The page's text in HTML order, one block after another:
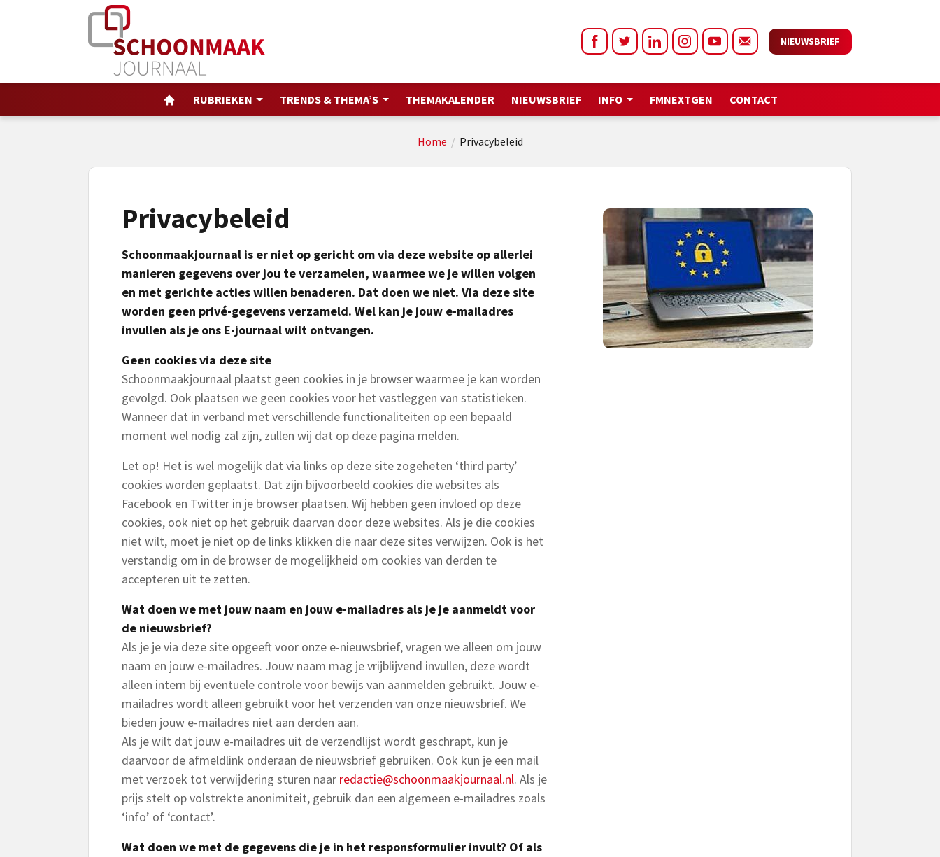
NIEUWSBRIEF
RUBRIEKEN TRENDS & THEMA’S THEMAKALENDER NIEUWSBRIEF INFO FMNEXTGEN CONTACT
Home / Privacybeleid
Privacybeleid
Schoonmaakjournaal is er niet op gericht om via deze website op allerlei
manieren gegevens over jou te verzamelen, waarmee we je willen volgen
en met gerichte acties willen benaderen. Dat doen we niet. Via deze site
worden geen privé-gegevens verzameld. Wel kan je jouw e-mailadres
invullen als je ons E-journaal wilt ontvangen.
Geen cookies via deze site
Schoonmaakjournaal plaatst geen cookies in je browser waarmee je kan worden
gevolgd. Ook plaatsen we geen cookies voor het vastleggen van statistieken.
Wanneer dat in verband met verschillende functionaliteiten op een bepaald
moment wel nodig zal zijn, zullen wij dat op deze pagina melden.
Let op! Het is wel mogelijk dat via links op deze site zogeheten ‘third party’
cookies worden geplaatst. Dat zijn bijvoorbeeld cookies die websites als
Facebook en Twitter in je browser plaatsen. Wij hebben geen invloed op deze
cookies, ook niet op het gebruik daarvan door deze websites. Als je die cookies
niet wilt, moet je niet op de links klikken die naar deze sites verwijzen. Ook is het
verstandig om in de browser de mogelijkheid om cookies van derden te
accepteren uit te zetten.
Wat doen we met jouw naam en jouw e-mailadres als je je aanmeldt voor
de nieuwsbrief?
Als je je via deze site opgeeft voor onze e-nieuwsbrief, vragen we alleen om jouw
naam en jouw e-mailadres. Jouw naam mag je vrijblijvend invullen, deze wordt
alleen intern bij eventuele controle voor bewijs van aanmelden gebruikt. Jouw e-
mailadres wordt alleen gebruikt voor het verzenden van onze nieuwsbrief. We
bieden jouw e-mailadres niet aan derden aan.
Als je wilt dat jouw e-mailadres uit de verzendlijst wordt geschrapt, kun je
daarvoor de afmeldlink onderaan de nieuwsbrief gebruiken. Ook kun je een mail
met verzoek tot verwijdering sturen naar redactie@schoonmaakjournaal.nl. Als je
prijs stelt op volstrekte anonimiteit, gebruik dan een algemeen e-mailadres zoals
‘info’ of ‘contact’.
Wat doen we met de gegevens die je in het responsformulier invult? Of als